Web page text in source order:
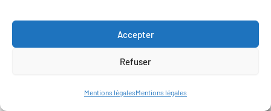
Accepter
Refuser
Mentions légalesMentions légales
en savoir +